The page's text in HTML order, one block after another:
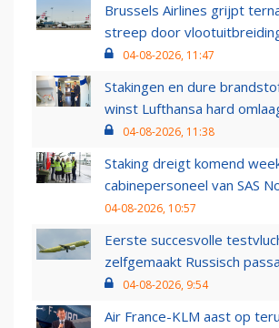
Brussels Airlines grijpt
streep door
04-08-2026, 11:47
Stakingen en dure
winst Lufthansa hard
04-08-2026, 11:38
Staking dreigt komend
cabinepersoneel van SAS
04-08-2026, 10:57
Eerste succesvolle
zelfgemaakt Russisch
04-08-2026, 9:54
Air France-KLM aast op